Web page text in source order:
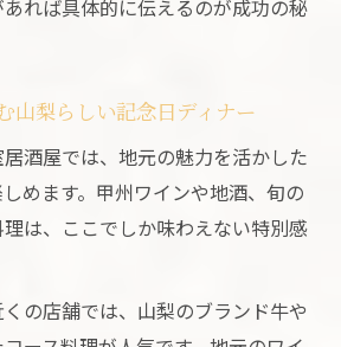
れば具体的に伝えるのが成功の秘
山梨らしい記念日ディナー
酒屋では、地元の魅力を活かした
めます。甲州ワインや地酒、旬の
は、ここでしか味わえない特別感
の店舗では、山梨のブランド牛や